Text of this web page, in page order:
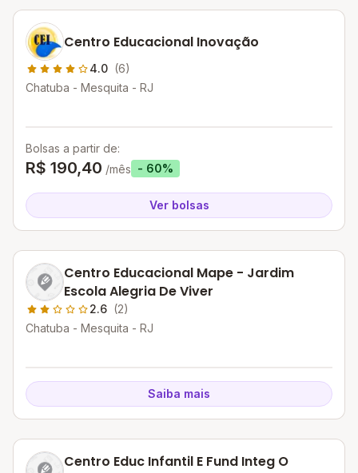
Centro Educacional Inovação
4.0 (6)
Chatuba - Mesquita - RJ
Bolsas a partir de:
R$ 190,40 /mês - 60%
Ver bolsas
Centro Educacional Mape - Jardim
Escola Alegria De Viver
2.6 (2)
Chatuba - Mesquita - RJ
Saiba mais
Centro Educ Infantil E Fund Integ O